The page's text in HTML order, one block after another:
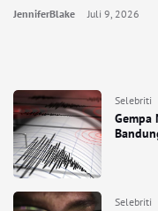
Selebriti
Gempa
Selebriti
JenniferBlake Juli 9, 2026